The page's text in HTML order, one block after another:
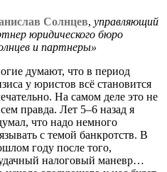
Солнцев, управляющий
юридического бюро
и партнеры»
думают, что в период
у юристов всё становится
На самом деле это не
правда. Лет 5–6 назад я
что надо немного
с темой банкротств. В
году после того,
налоговый маневр…